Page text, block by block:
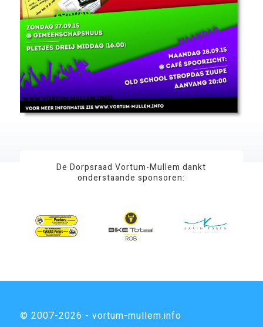
De Dorpsraad Vortum-Mullem dankt
onderstaande sponsoren:
© 2007-2026 - vortum-mullem.info